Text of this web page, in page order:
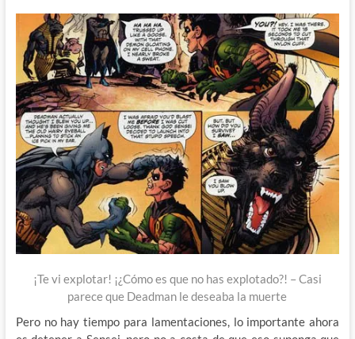
¡Te vi explotar! ¡¿Cómo es que no has explotado?! – Casi
parece que Deadman le deseaba la muerte
Pero no hay tiempo para lamentaciones, lo importante ahora